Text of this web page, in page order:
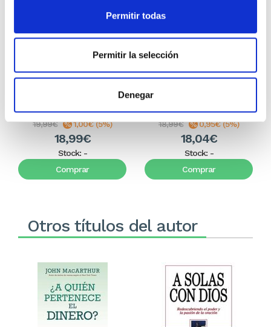
Permitir todas
Permitir la selección
Denegar
epístola de los Gálatas
19,99€ 1,00€ (5%)
18,99€
Stock: -
Comprar
18,99€ 0,95€ (5%)
18,04€
Stock: -
Comprar
Otros títulos del autor